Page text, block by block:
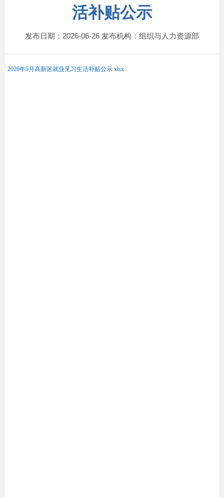
活补贴公示
发布日期：2026-06-26 发布机构：组织与人力资源部
2026年5月高新区就业见习生活补贴公示.xlsx